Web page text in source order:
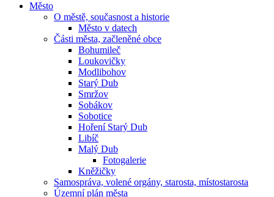
Město
O městě, současnost a historie
Město v datech
Části města, začleněné obce
Bohumileč
Loukovičky
Modlibohov
Starý Dub
Smržov
Sobákov
Sobotice
Hoření Starý Dub
Libíč
Malý Dub
Fotogalerie
Kněžičky
Samospráva, volené orgány, starosta, místostarosta
Územní plán města